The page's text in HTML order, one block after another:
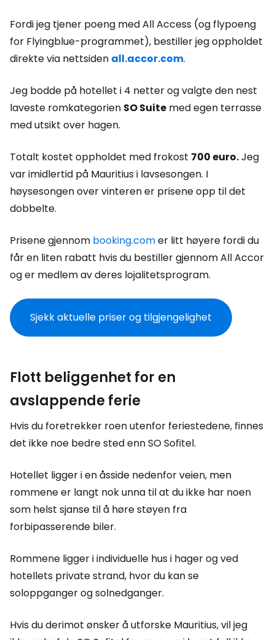
Fordi jeg tjener poeng med All Access (og flypoeng
for Flyingblue-programmet), bestiller jeg oppholdet
direkte via nettsiden all.accor.com.
Jeg bodde på hotellet i 4 netter og valgte den nest
laveste romkategorien SO Suite med egen terrasse
med utsikt over hagen.
Totalt kostet oppholdet med frokost 700 euro.Jeg
var imidlertid på Mauritius i lavsesongen. I
høysesongen over vinteren er prisene opp til det
dobbelte.
Prisene gjennom booking.comer litt høyere fordi du
får en liten rabatt hvis du bestiller gjennom All Accor
og er medlem av deres lojalitetsprogram.
Sjekk aktuelle priser og tilgjengelighet
Flott beliggenhet for en
avslappende ferie
Hvis du foretrekker roen utenfor feriestedene, finnes
det ikke noe bedre sted enn SO Sofitel.
Hotellet ligger i en åsside nedenfor veien, men
rommene er langt nok unna til at du ikke har noen
som helst sjanse til å høre støyen fra
forbipasserende biler.
Rommene ligger i individuelle hus i hager og ved
hotellets private strand, hvor du kan se
soloppganger og solnedganger.
Hvis du derimot ønsker å utforske Mauritius, vil jeg